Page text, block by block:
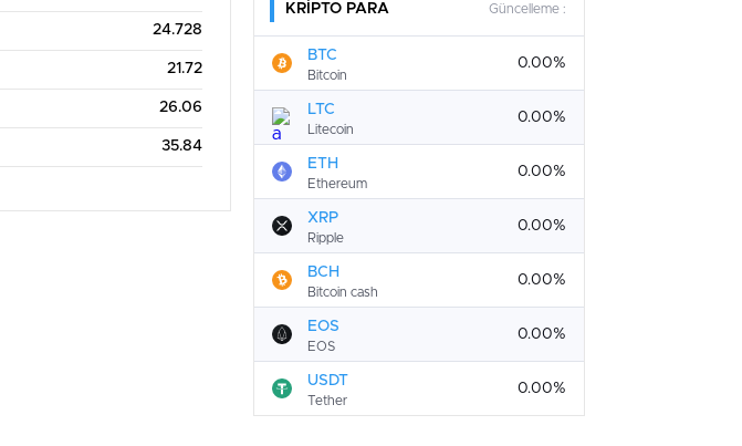
24.728
21.72
26.06
35.84
KRİPTO PARA Güncelleme :
BTC
Bitcoin
0.00%
LTC
Litecoin
0.00%
ETH
Ethereum
0.00%
XRP
Ripple
0.00%
BCH
Bitcoin cash
0.00%
EOS
EOS
0.00%
USDT
Tether
0.00%